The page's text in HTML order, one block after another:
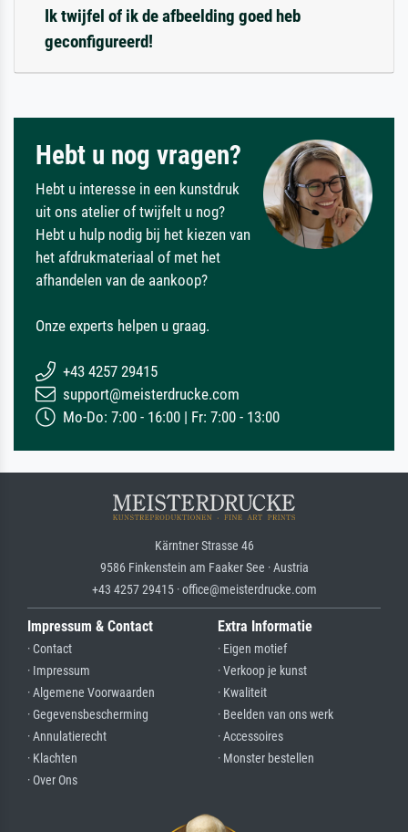
Ik twijfel of ik de afbeelding goed heb
geconfigureerd!
Hebt u nog vragen?
Hebt u interesse in een kunstdruk
uit ons atelier of twijfelt u nog?
Hebt u hulp nodig bij het kiezen van
het afdrukmateriaal of met het
afhandelen van de aankoop?
Onze experts helpen u graag.
+43 4257 29415
support@meisterdrucke.com
Mo-Do: 7:00 - 16:00 | Fr: 7:00 - 13:00
Kärntner Strasse 46
9586 Finkenstein am Faaker See · Austria
+43 4257 29415 · office@meisterdrucke.com
Impressum & Contact
· Contact
· Impressum
· Algemene Voorwaarden
· Gegevensbescherming
· Annulatierecht
· Klachten
· Over Ons
Extra Informatie
· Eigen motief
· Verkoop je kunst
· Kwaliteit
· Beelden van ons werk
· Accessoires
· Monster bestellen